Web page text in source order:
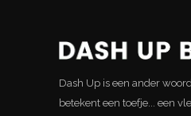
Dash Up is een ander
betekent een toefje... een